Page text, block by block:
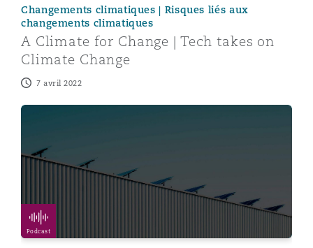
Changements climatiques | Risques liés aux
changements climatiques
A Climate for Change | Tech takes on
Climate Change
7 avril 2022
Energy Tech Podcast: Blockchain and Artificial
Podcast